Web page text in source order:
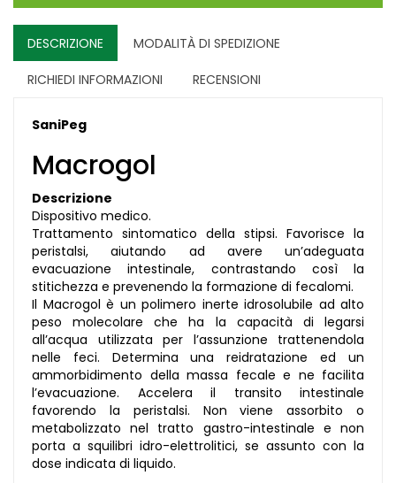
DESCRIZIONE MODALITÀ DI SPEDIZIONE
RICHIEDI INFORMAZIONI RECENSIONI
SaniPeg
Macrogol
Descrizione
Dispositivo medico.
Trattamento sintomatico della stipsi. Favorisce la
peristalsi, aiutando ad avere un’adeguata
evacuazione intestinale, contrastando così la
stitichezza e prevenendo la formazione di fecalomi.
Il Macrogol è un polimero inerte idrosolubile ad alto
peso molecolare che ha la capacità di legarsi
all’acqua utilizzata per l’assunzione trattenendola
nelle feci. Determina una reidratazione ed un
ammorbidimento della massa fecale e ne facilita
l’evacuazione. Accelera il transito intestinale
favorendo la peristalsi. Non viene assorbito o
metabolizzato nel tratto gastro-intestinale e non
porta a squilibri idro-elettrolitici, se assunto con la
dose indicata di liquido.